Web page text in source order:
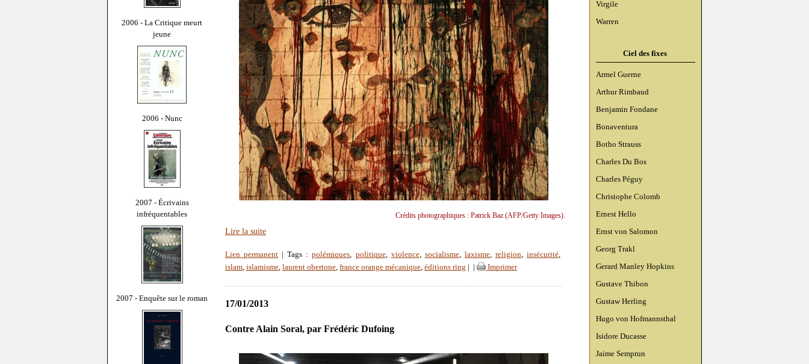
2006 - La Critique meurt
jeune
2006 - Nunc
2007 - Écrivains
infréquentables
2007 - Enquête sur le roman
Virgile
Warren
Ciel des fixes
Armel Guerne
Arthur Rimbaud
Benjamin Fondane
Bonaventura
Botho Strauss
Charles Du Bos
Charles Péguy
Christophe Colomb
Ernest Hello
Ernst von Salomon
Georg Trakl
Gerard Manley Hopkins
Gustave Thibon
Gustaw Herling
Hugo von Hofmannsthal
Isidore Ducasse
Jaime Semprun
Crédits photographiques : Patrick Baz (AFP/Getty Images).
Lire la suite
Lien permanent | Tags :polémiques, politique, violence, socialisme, laxisme, religion, insécurité,
islam, islamisme, laurent obertone, france orange mécanique, éditions ring Imprimer
17/01/2013
Contre Alain Soral, par Frédéric Dufoing